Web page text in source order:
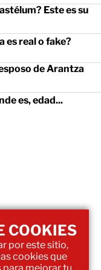
Este es su
es real o fake?
de Arantza
es, edad...
COOKIES
por este sitio,
cookies que